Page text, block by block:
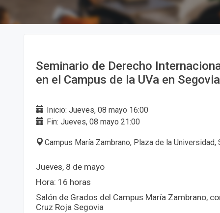
Seminario de Derecho
en el Campus de la UVa en Segovia
Inicio: Jueves, 08 mayo 16:00
Fin: Jueves, 08 mayo 21:00
Campus María Zambrano, Plaza de la Universidad,
Jueves, 8 de mayo
Hora: 16 horas
Salón de Grados del Campus María Zambrano,
Cruz Roja Segovia